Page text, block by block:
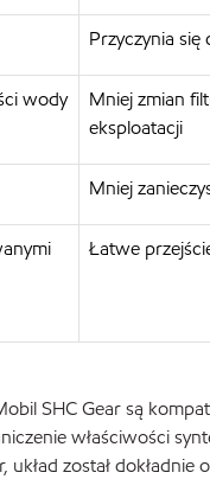
Przyczynia się
wody
Mniej zmian
eksploatacji
Mniej
Łatwe
SHC Gear są
właściwości
został